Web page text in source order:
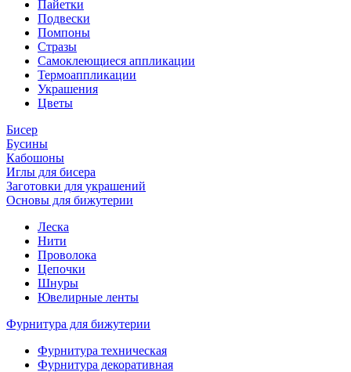
Пайетки
Подвески
Помпоны
Стразы
Самоклеющиеся аппликации
Термоаппликации
Украшения
Цветы
Бисер
Бусины
Кабошоны
Иглы для бисера
Заготовки для украшений
Основы для бижутерии
Леска
Нити
Проволока
Цепочки
Шнуры
Ювелирные ленты
Фурнитура для бижутерии
Фурнитура техническая
Фурнитура декоративная